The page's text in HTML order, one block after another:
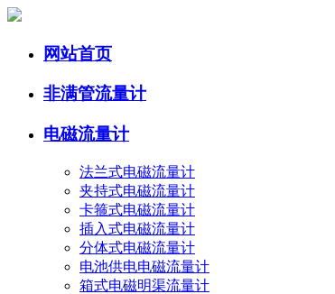
网站首页
非满管流量计
电磁流量计
法兰式电磁流量计
夹持式电磁流量计
卡箍式电磁流量计
插入式电磁流量计
分体式电磁流量计
电池供电电磁流量计
箱式电磁明渠流量计